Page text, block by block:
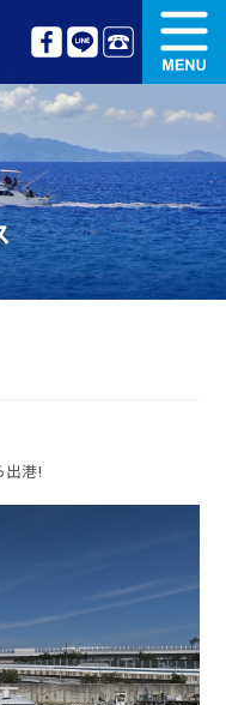
中古艇情報
ボート免許講習
クルージング情報
出港!